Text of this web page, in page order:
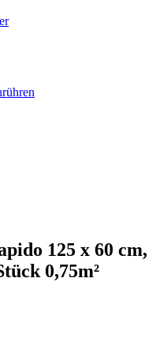
125 x 60 cm,
0,75m²